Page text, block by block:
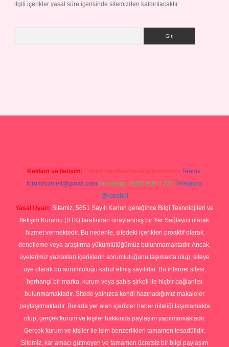
ilgili içerikler yasal süre içerisinde sitemizden kaldırılacaktır.
Reklam ve İletişim: E-mail: backlinkpaneli@gmail.com Teams:
forumhizmeti@gmail.com Whatsapp: 0262 606 0 726 Telegram:
@karabul
Yasal Uyarı: Sitemiz, 5651 Sayılı Kanun gereğince Bilgi Teknolojileri ve
İletişim Kurumu (BTK) tarafından onaylanmış bir Yer Sağlayıcı olarak
hizmet vermektedir. Bu nedenle, sitedeki içerikleri proaktif olarak
denetleme veya araştırma yükümlülüğümüz bulunmamaktadır. Ancak,
üyelerimiz yazdıkları içeriklerin sorumluluğunu taşımakta olup, siteye
üye olarak bu sorumluluğu kabul etmiş sayılırlar. Bu internet sitesi,
herhangi bir marka, kurum veya şahıs şirketi ile hiçbir bağlantısı
bulunmamaktadır. Sitede yalnızca kendi hazırladığımız makaleler
paylaşılmaktadır. Burada yer alan içerikler haber niteliği taşımamakta
olup, gerçek kurum ve kişiler hakkında paylaşım yapılmamaktadır.
Gerçek kurum ve kişiler ile isim benzerlikleri tamamen tesadüfidir.
Sitemiz, kar amacı gütmeyen ve tamamen ücretsiz bir bilgi paylaşım